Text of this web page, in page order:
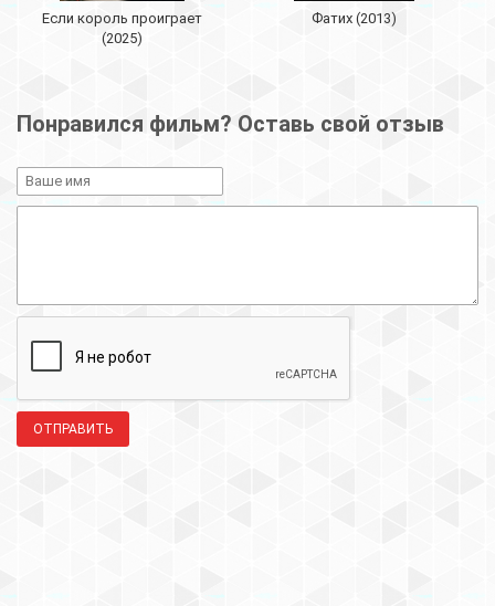
Если король проиграет
(2025)
Фатих (2013)
Понравился фильм? Оставь свой отзыв
ОТПРАВИТЬ